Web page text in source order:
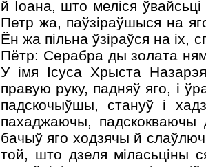
й Іоана, што меліся
Петр жа, паўзіраўшыся на
Ён жа пільна ўзіраўся на іх,
Пётр: Серабра ды золата
У імя Ісуса Хрыста
правую руку, падняў яго, і
падскочыўшы, стануў і
пахаджаючы,
бачыў яго ходзячы й
той, што дзеля міласьціны